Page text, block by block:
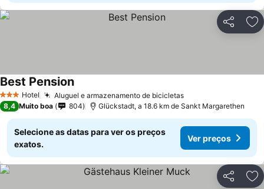
Partilhar
3 EstrelasHotel Aluguel e armazenamento de bicicletas
Best Pension
8,4 Muito boa 804 Glückstadt, a 18.6 km de Sankt Margarethen
Selecione as datas para ver os preços
exatos.
Ver preços
Partilhar